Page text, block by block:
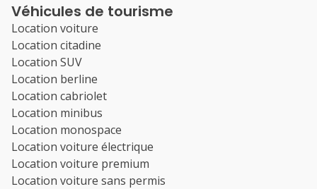
Véhicules de tourisme
Location voiture
Location citadine
Location SUV
Location berline
Location cabriolet
Location minibus
Location monospace
Location voiture électrique
Location voiture premium
Location voiture sans permis